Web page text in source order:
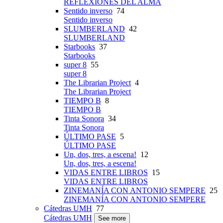
REFLEXIONES DEL ALMA
Sentido inverso 74
Sentido inverso
SLUMBERLAND 42
SLUMBERLAND
Starbooks 37
Starbooks
super 8 55
super 8
The Librarian Project4
The Librarian Project
TIEMPO B 8
TIEMPO B
Tinta Sonora 34
Tinta Sonora
ÚLTIMO PASE 5
ÚLTIMO PASE
Un, dos, tres, a escena! 12
Un, dos, tres, a escena!
VIDAS ENTRE LIBROS 15
VIDAS ENTRE LIBROS
ZINEMANÍA CON ANTONIO SEMPERE 25
ZINEMANÍA CON ANTONIO SEMPERE
Cátedras UMH 77
Cátedras UMH
See more